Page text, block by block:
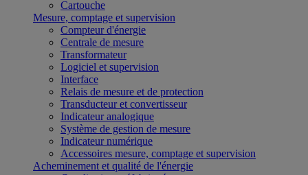
Cartouche
Mesure, comptage et supervision
Compteur d'énergie
Centrale de mesure
Transformateur
Logiciel et supervision
Interface
Relais de mesure et de protection
Transducteur et convertisseur
Indicateur analogique
Système de gestion de mesure
Indicateur numérique
Accessoires mesure, comptage et supervision
Acheminement et qualité de l'énergie